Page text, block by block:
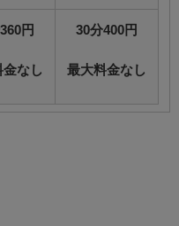
円
なし
30分400円
最大料金なし